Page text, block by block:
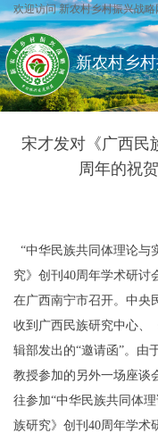
新农村乡村
欢迎访问 新农村乡村振兴战略
网站首页
综合报道
ꁕ各地资讯
ꁕ政策指南
ꁕ 乡村论谈
人才振兴
ꁕ专家教授
ꁕ三农人物
宋才发对《广西民
周年的祝
“中华民族共同体理论与
究》 创 刊 40周年学术研讨
在广西南宁市召开。 中央
收到广西民族研究中心、
辑部发出 的“邀请函”。 由
教授参加的另外一场座谈
往参加“中华民族共同体
族研究》 创 刊 40周年学术
中国乡村振兴局
农业农村部
自然资源部
生态环境部
司法部
国家商务部